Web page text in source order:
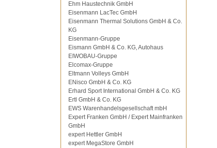
Ehm Haustechnik GmbH
Eisenmann LacTec GmbH
Eisenmann Thermal Solutions GmbH & Co.
KG
Eisenmann-Gruppe
Eismann GmbH & Co. KG, Autohaus
EIWOBAU-Gruppe
Elcomax-Gruppe
Eltmann Volleys GmbH
ENisco GmbH & Co. KG
Erhard Sport International GmbH & Co. KG
Ertl GmbH & Co. KG
EWS Warenhandelsgesellschaft mbH
Expert Franken GmbH / Expert Mainfranken
GmbH
expert Hettler GmbH
expert MegaStore GmbH